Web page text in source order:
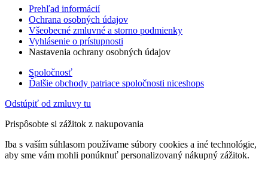
Prehľad informácií
Ochrana osobných údajov
Všeobecné zmluvné a storno podmienky
Vyhlásenie o prístupnosti
Nastavenia ochrany osobných údajov
Spoločnosť
Ďalšie obchody patriace spoločnosti niceshops
Odstúpiť od zmluvy tu
Prispôsobte si zážitok z nakupovania
Iba s vaším súhlasom používame súbory cookies a iné technológie,
aby sme vám mohli ponúknuť personalizovaný nákupný zážitok.